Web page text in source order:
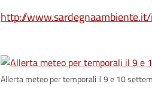
http://
Allerta meteo per temporali il 9 e 10